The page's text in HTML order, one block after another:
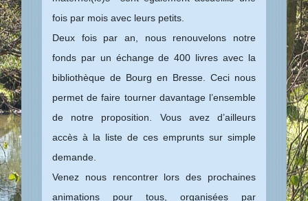
fois par mois avec leurs petits.
Deux fois par an, nous renouvelons notre
fonds par un échange de 400 livres avec la
bibliothèque de Bourg en Bresse. Ceci nous
permet de faire tourner davantage l’ensemble
de notre proposition. Vous avez d’ailleurs
accès à la liste de ces emprunts sur simple
demande.
Venez nous rencontrer lors des prochaines
animations pour tous, organisées par